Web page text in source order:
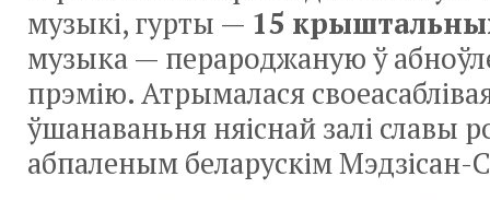
музыкі, гурты — 15
музыка — перароджаную ў
прэмію. Атрымалася
ўшанаваньня няіснай залі славы
абпаленым беларускім Мэдзісан-